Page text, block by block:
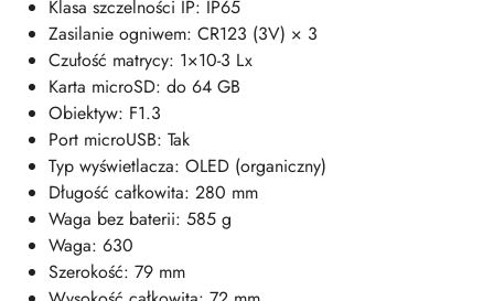
Klasa szczelności IP: IP65
Zasilanie ogniwem: CR123 (3V) × 3
Czułość matrycy: 1×10-3 Lx
Karta microSD: do 64 GB
Obiektyw: F1.3
Port microUSB: Tak
Typ wyświetlacza: OLED (organiczny)
Długość całkowita: 280 mm
Waga bez baterii: 585 g
Waga: 630
Szerokość: 79 mm